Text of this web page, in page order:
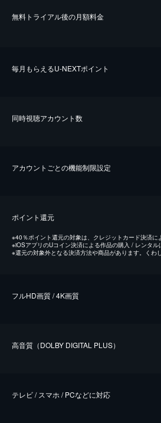
無料トライアル後の⽉額料金
毎⽉もらえるU-NEXTポイント
同時視聴アカウント数
アカウントごとの機能制限設定
ポイント還元
※40％ポイント還元の対象は、クレジットカード決済に
※iOSアプリのUコイン決済による作品の購入 / レンタル
※還元の対象外となる決済方法や商品があります。くわ
フルHD画質 / 4K画質
⾼⾳質（DOLBY DIGITAL PLUS）
テレビ / スマホ / PCなどに対応